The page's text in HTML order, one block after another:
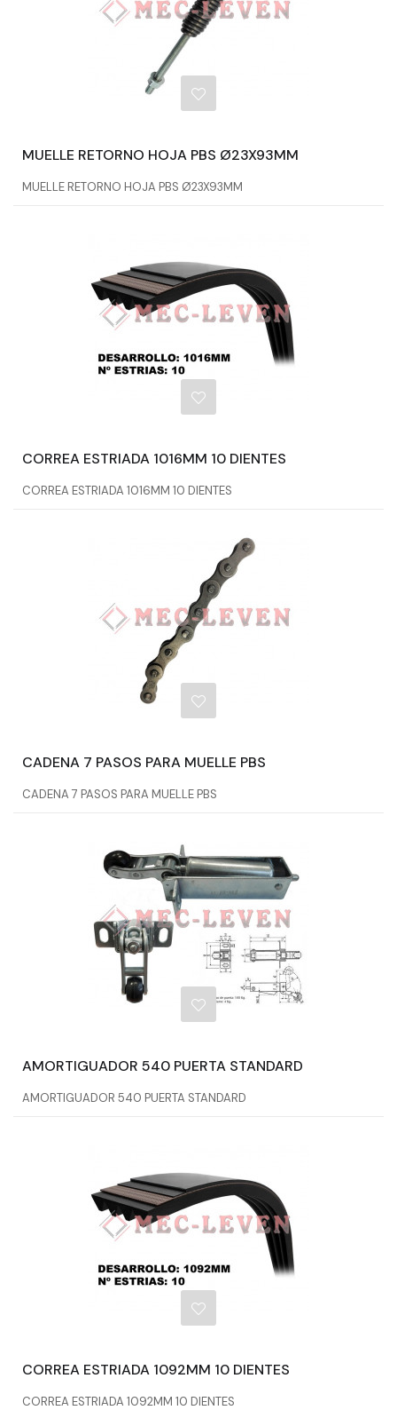
MUELLE RETORNO HOJA PBS Ø23X93MM
MUELLE RETORNO HOJA PBS Ø23X93MM
CORREA ESTRIADA 1016MM 10 DIENTES
CORREA ESTRIADA 1016MM 10 DIENTES
CADENA 7 PASOS PARA MUELLE PBS
CADENA 7 PASOS PARA MUELLE PBS
AMORTIGUADOR 540 PUERTA STANDARD
AMORTIGUADOR 540 PUERTA STANDARD
CORREA ESTRIADA 1092MM 10 DIENTES
CORREA ESTRIADA 1092MM 10 DIENTES